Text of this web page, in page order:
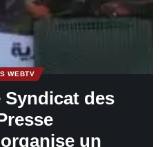
WEBTV
Syndicat des
un